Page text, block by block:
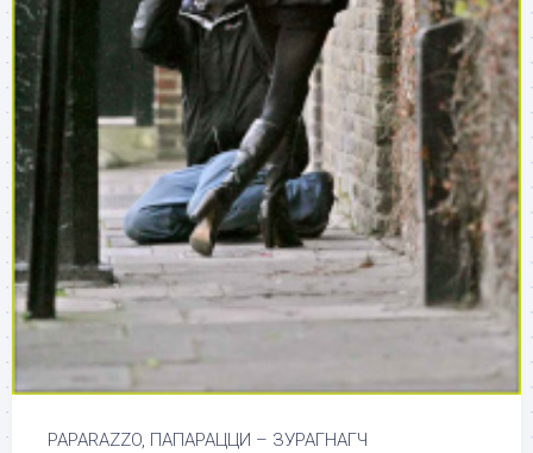
PAPARAZZO, ПАПАРАЦЦИ – ЗУРАГНАГЧ